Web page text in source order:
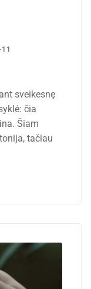
sveikesnę
čia
Šiam
tačiau